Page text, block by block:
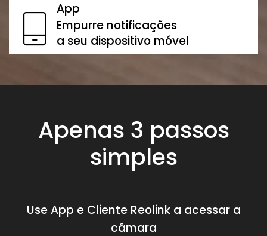
App
Empurre notificações
a seu dispositivo móvel
Apenas 3 passos
simples
Use App e Cliente Reolink a acessar a
câmara